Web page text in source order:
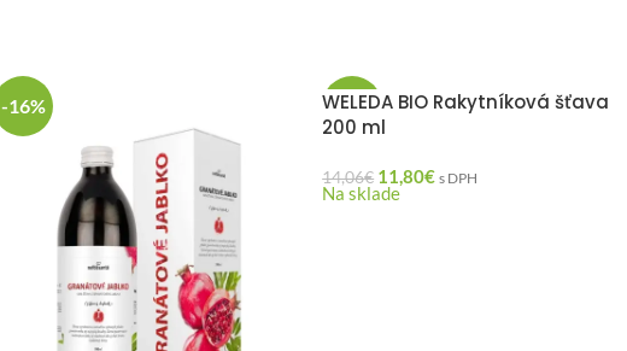
-16% -16%
WELEDA BIO Rakytníková šťava
200 ml
14,06€ 11,80€ s DPH
Na sklade